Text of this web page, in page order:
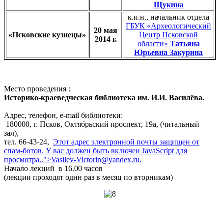
Щукина
«Псковские кузнецы»
20 мая
2014 г.
к.и.н., начальник отдела
ГБУК «Археологический
Центр Псковской
области» Татьяна
Юрьевна Закурина
Место проведения :
Историко-краеведческая библиотека им. И.И. Василёва.
Адрес, телефон, e-mail библиотеки:
180000, г. Псков, Октябрьский проспект, 19а, (читальный
зал),
тел. 66-43-24, Этот адрес электронной почты защищен от
спам-ботов. У вас должен быть включен JavaScript для
просмотра..">Vasilev-Victorin@yandex.ru.
Начало лекций в 16.00 часов
(лекции проходят один раз в месяц по вторникам)